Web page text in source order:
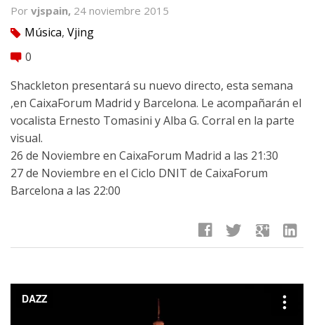
Por vjspain, 24 noviembre 2015
tag Música, Vjing
comment 0
Shackleton presentará su nuevo directo, esta semana
,en CaixaForum Madrid y Barcelona. Le acompañarán el
vocalista Ernesto Tomasini y Alba G. Corral en la parte
visual.
26 de Noviembre en CaixaForum Madrid a las 21:30
27 de Noviembre en el Ciclo DNIT de CaixaForum
Barcelona a las 22:00
facebook twitter google linkedin